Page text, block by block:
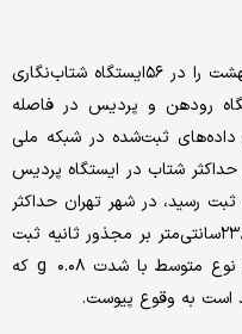
شبکه ملی شتاب‌نگاری ایران زلزله ۲۲اردیبهشت را در ۵۶ایستگاه شتاب‌نگاری
رودهن و پردیس در فاصله
داده‌های ثبت‌شده در شبکه ملی
زلزله ۴.۶ریشتر بود. حداکثر شتاب در ایستگاه پردیس
به ثبت رسید، در شهر تهران حداکثر
شتاب در ایستگاه پارک غزال با شتاب ۲۳.۶۳سانتی‌متر بر مجذور ثانیه ثبت
شد. لرزه ثبت‌شده در ایستگاه پردیس از نوع متوسط با شدت g ۰.۰۸ که
است به وقوع پیوست.